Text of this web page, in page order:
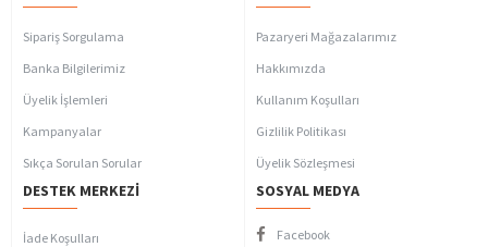
Sipariş Sorgulama
Banka Bilgilerimiz
Üyelik İşlemleri
Kampanyalar
Sıkça Sorulan Sorular
Pazaryeri Mağazalarımız
Hakkımızda
Kullanım Koşulları
Gizlilik Politikası
Üyelik Sözleşmesi
DESTEK MERKEZI
İade Koşulları
SOSYAL MEDYA
Facebook